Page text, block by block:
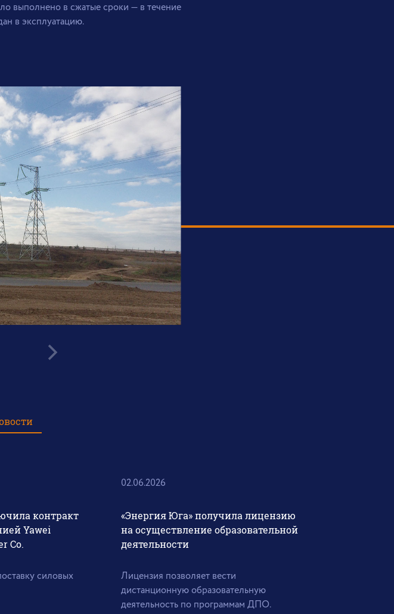
выполнено в сжатые сроки — в течение
в эксплуатацию.
контракт
Yawei
Co.
силовых
02.06.2026
«Энергия Юга» получила лицензию
на осуществление образовательной
деятельности
Лицензия позволяет вести
дистанционную образовательную
деятельность по программам ДПО.